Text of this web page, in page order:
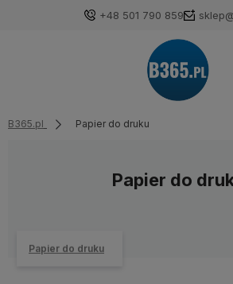
+48 501 790 859
B365.pl Papier do druku
Papier do
Papier do druku